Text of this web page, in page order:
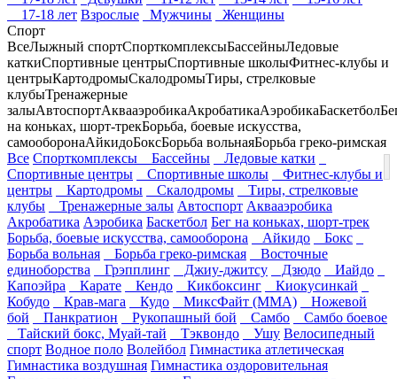
17-18 лет Взрослые Мужчины
Женщины
Спорт
ВсеЛыжный спортСпорткомплексыБассейныЛедовые
каткиСпортивные центрыСпортивные школыФитнес-клубы и
центрыКартодромыСкалодромыТиры, стрелковые
клубыТренажерные
залыАвтоспортАквааэробикаАкробатикаАэробикаБаскетбол
на коньках, шорт-трекБорьба, боевые искусства,
самооборонаАйкидоБоксБорьба вольнаяБорьба греко-римская
Все Спорткомплексы Бассейны
Ледовые катки
Спортивные центры
Спортивные школы
Фитнес-клубы и
центры
Картодромы Скалодромы
Тиры, стрелковые
клубы
Тренажерные залы Автоспорт Аквааэробика
Акробатика Аэробика Баскетбол Бег на коньках, шорт-трек
Борьба, боевые искусства, самооборона
Айкидо
Бокс
Борьба вольная
Борьба греко-римская
Восточные
единоборства
Грэпплинг Джиу-джитсу Дзюдо
Иайдо
Капоэйра
Карате Кендо Кикбоксинг
Киокусинкай
Кобудо
Крав-мага Кудо МиксФайт (ММА)
Ножевой
бой
Панкратион Рукопашный бой Самбо
Самбо боевое
Тайский бокс, Муай-тай
Тэквондо Ушу Велосипедный
спорт Водное поло Волейбол Гимнастика атлетическая
Гимнастика воздушная Гимнастика оздоровительная